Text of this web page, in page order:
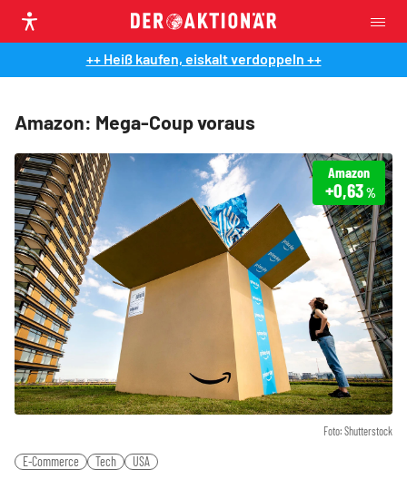
++ Heiß kaufen, eiskalt verdoppeln ++
Amazon: Mega-Coup voraus
Foto: Shutterstock
Amazon
+0,63%
E-Commerce Tech USA